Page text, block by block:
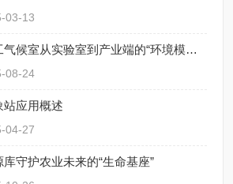
03-13
沃邦聚智能人工气候室从实验室到产业端的“环境模拟大师”
08-24
站应用概述
04-27
守护农业未来的“生命基座”